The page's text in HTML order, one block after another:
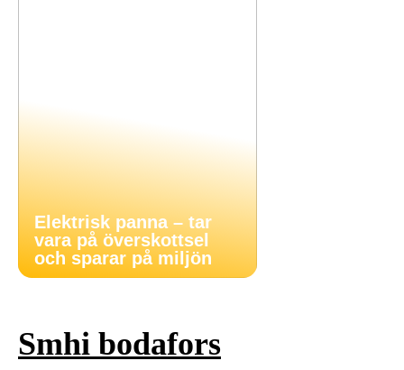
Elektrisk panna – tar
vara på överskottsel
och sparar på miljön
Smhi bodafors